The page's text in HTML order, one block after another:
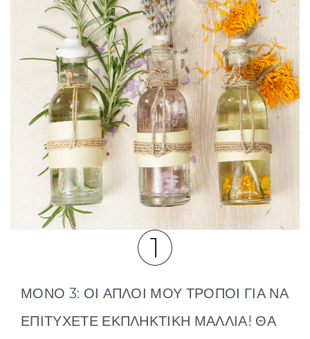
1
ΜΟΝΟ 3: ΟΙ ΑΠΛΟΊ ΜΟΥ ΤΡΌΠΟΙ ΓΙΑ ΝΑ
ΕΠΙΤΎΧΕΤΕ ΕΚΠΛΗΚΤΙΚΉ ΜΑΛΛΙΆ! ΘΑ